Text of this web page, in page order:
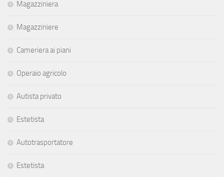
Magazziniera
Magazziniere
Cameriera ai piani
Operaio agricolo
Autista privato
Estetista
Autotrasportatore
Estetista